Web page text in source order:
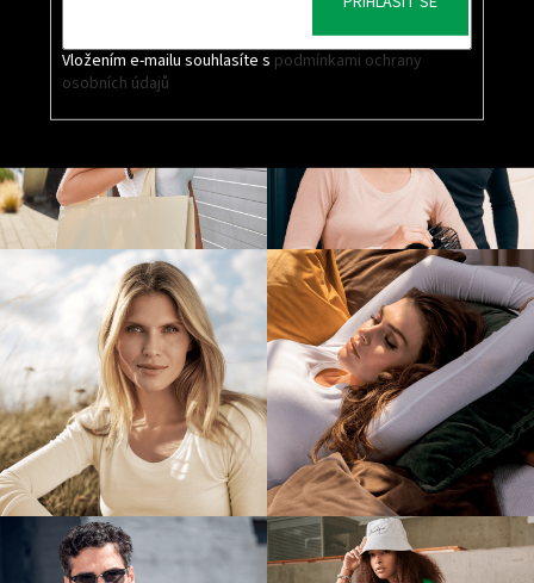
Vložením e-mailu souhlasíte s podmínkami ochrany
osobních údajů